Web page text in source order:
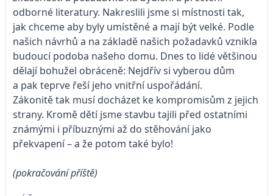
odborné literatury. Nakreslili jsme si místnosti tak,
jak chceme aby byly umístěné a mají být velké. Podle
našich návrhů a na základě našich požadavků vznikla
budoucí podoba našeho domu. Dnes to lidé většinou
dělají bohužel obráceně: Nejdřív si vyberou dům
a pak teprve řeší jeho vnitřní uspořádání.
Zákonitě tak musí docházet ke kompromisům z jejich
strany. Kromě dětí jsme stavbu tajili před ostatními
známými i příbuznými až do stěhování jako
překvapení – a že potom také bylo!
(pokračování příště)